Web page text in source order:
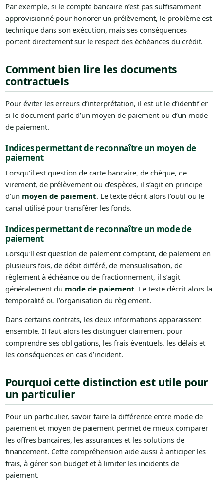
Par exemple, si le compte bancaire n’est pas suffisamment
approvisionné pour honorer un prélèvement, le problème est
technique dans son exécution, mais ses conséquences
portent directement sur le respect des échéances du crédit.
Comment bien lire les documents
contractuels
Pour éviter les erreurs d’interprétation, il est utile d’identifier
si le document parle d’un moyen de paiement ou d’un mode
de paiement.
Indices permettant de reconnaître un moyen de
paiement
Lorsqu’il est question de carte bancaire, de chèque, de
virement, de prélèvement ou d’espèces, il s’agit en principe
d’un moyen de paiement. Le texte décrit alors l’outil ou le
canal utilisé pour transférer les fonds.
Indices permettant de reconnaître un mode de
paiement
Lorsqu’il est question de paiement comptant, de paiement en
plusieurs fois, de débit différé, de mensualisation, de
règlement à échéance ou de fractionnement, il s’agit
généralement du mode de paiement. Le texte décrit alors la
temporalité ou l’organisation du règlement.
Dans certains contrats, les deux informations apparaissent
ensemble. Il faut alors les distinguer clairement pour
comprendre ses obligations, les frais éventuels, les délais et
les conséquences en cas d’incident.
Pourquoi cette distinction est utile pour
un particulier
Pour un particulier, savoir faire la différence entre mode de
paiement et moyen de paiement permet de mieux comparer
les offres bancaires, les assurances et les solutions de
financement. Cette compréhension aide aussi à anticiper les
frais, à gérer son budget et à limiter les incidents de
paiement.